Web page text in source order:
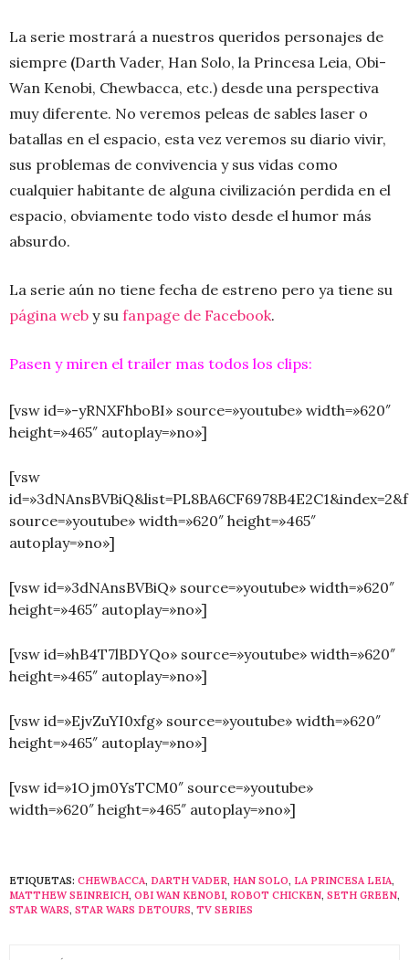
La serie mostrará a nuestros queridos personajes de
siempre (Darth Vader, Han Solo, la Princesa Leia, Obi-
Wan Kenobi, Chewbacca, etc.) desde una perspectiva
muy diferente. No veremos peleas de sables laser o
batallas en el espacio, esta vez veremos su diario vivir,
sus problemas de convivencia y sus vidas como
cualquier habitante de alguna civilización perdida en el
espacio, obviamente todo visto desde el humor más
absurdo.
La serie aún no tiene fecha de estreno pero ya tiene su
página web y su fanpage de Facebook.
Pasen y miren el trailer mas todos los clips:
[vsw id=»-yRNXFhboBI» source=»youtube» width=»620″
height=»465″ autoplay=»no»]
[vsw
source=»youtube» width=»620″ height=»465″
autoplay=»no»]
[vsw id=»3dNAnsBVBiQ» source=»youtube» width=»620″
height=»465″ autoplay=»no»]
[vsw id=»hB4T7lBDYQo» source=»youtube» width=»620″
height=»465″ autoplay=»no»]
[vsw id=»EjvZuYI0xfg» source=»youtube» width=»620″
height=»465″ autoplay=»no»]
[vsw id=»1Ojm0YsTCM0″ source=»youtube»
width=»620″ height=»465″ autoplay=»no»]
ETIQUETAS: CHEWBACCA, DARTH VADER, HAN SOLO, LA PRINCESA LEIA,
MATTHEW SEINREICH, OBI WAN KENOBI, ROBOT CHICKEN, SETH GREEN,
STAR WARS, STAR WARS DETOURS, TV SERIES